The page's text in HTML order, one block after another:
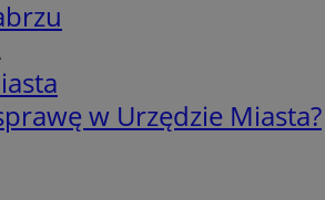
w Urzędzie Miasta?